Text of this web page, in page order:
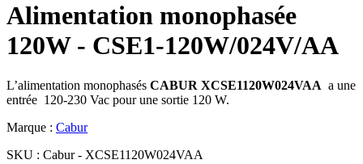
Alimentation monophasée
120W - CSE1-120W/024V/AA
L’alimentation monophasés CABUR XCSE1120W024VAA a une
entrée 120-230 Vac pour une sortie 120 W.
Marque : Cabur
SKU : Cabur - XCSE1120W024VAA